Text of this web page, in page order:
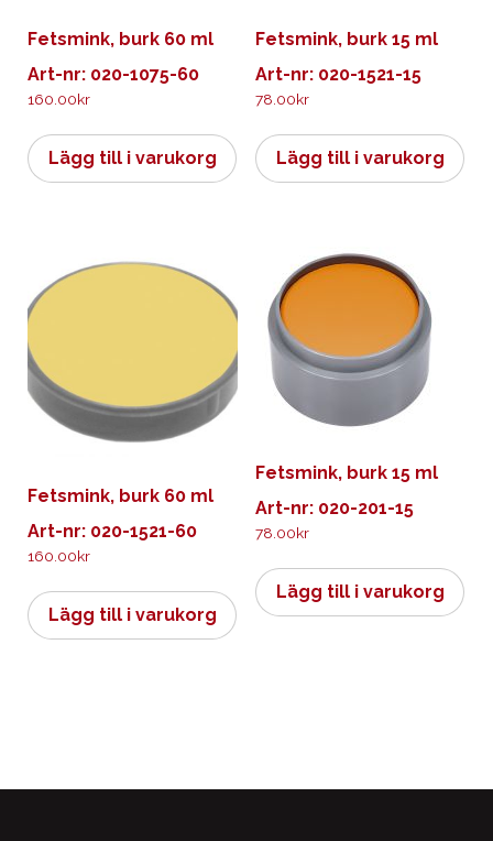
Fetsmink, burk 60 ml
Art-nr: 020-1075-60
160.00kr
Lägg till i varukorg
Fetsmink, burk 15 ml
Art-nr: 020-1521-15
78.00kr
Lägg till i varukorg
Fetsmink, burk 60 ml
Art-nr: 020-1521-60
160.00kr
Lägg till i varukorg
Fetsmink, burk 15 ml
Art-nr: 020-201-15
78.00kr
Lägg till i varukorg